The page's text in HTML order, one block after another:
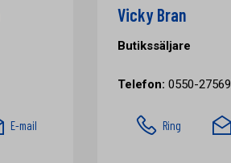
E-mail
Vicky Bran
Butikssäljare
Telefon: 0550-27569
Ring